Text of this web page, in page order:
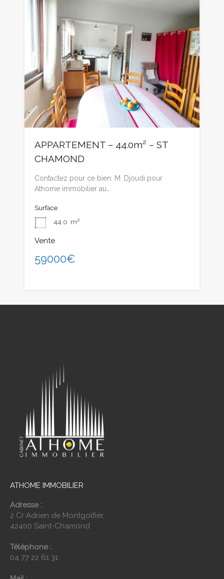
APPARTEMENT – 44.0m² – ST
CHAMOND
Contactez pour ce bien: M. Djoudi pour
Athome immobilier au…
Surface
44.0 m²
Vente
59000€
ATHOME IMMOBILIER
Adresse :
2 Cr Adrien de Montgolfier,
42400 Saint-Chamond
Téléphone :
04 77 22 61 31